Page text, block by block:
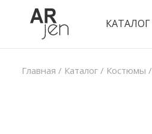
КАТАЛОГ
Главная / Каталог / Костюмы /